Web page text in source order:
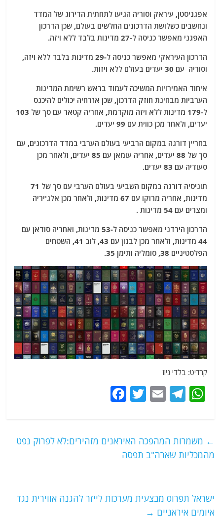
אפגניסטן, עיראק וסוריה הגיעו לתחתית הדירוג של המדד
ונחשבים כשלושת הדרכונים החלשים בעולם, שכן הדרכון
האפגני מאפשר כניסה ל-27 מדינות בלבד ללא ויזה.
הדרכון העיראקי מאפשר כניסה ל-29 מדינות בלבד ללא ויזה,
וסוריה עם 30 יעדים בעולם ללא ויזות.
איחוד האמירויות המשיכה לעמוד בראש רשימת המדינות
הערביות מבחינת חוזק הדרכון, שכן אזרחיה יכולים להיכנס
ל-179 מדינות ללא ויזה מוקדמת, אחריה קטאר עם סך של 103
יעדים, ולאחר מכן כווית עם 99 יעדים.
בחריין דורגה במקום הרביעי בעולם הערבי במדד הדרכונים, עם
סך של 88 יעדים, אחריה עומאן עם 85 יעדים, ולאחר מכן
סעודיה עם 83 יעדים.
תוניסיה דורגה במקום השביעי בעולם הערבי עם סך של 71
מדינות, אחריה מרוקו עם 67 מדינות, ולאחר מכן אלג'יריה
ומצרים עם 54 מדינות .
הדרכון הירדני מאפשר כניסה ל-53 מדינות, ואחריה סודאן עם
44 מדינות, ולאחר מכן לבנון עם 43, לוב 41, השטחים
הפלסטיניים 38, סומליה ותימן 35.
קרדיט: בלדי ניוז
W
s
A
T
g
ra
E
l
T
er
e
k
← משמרות המהפכה האיראנים מזהירים:לא לפרוק נפט
מהמכליות שארה"ב תפסה
ישראל תפרוס מבצעית מערכות לייזר להגנה אווירית נגד
איומים איראניים →